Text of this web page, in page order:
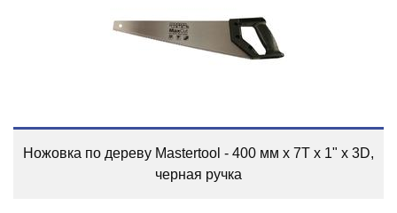
Ножовка по дереву Mastertool - 400 мм x 7T x 1" x 3D,
черная ручка